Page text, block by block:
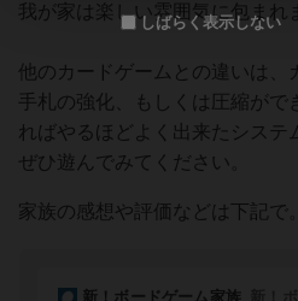
我が家は楽しい雰囲気に包まれ
他のカードゲームとの違いは、
手札の強化、もしくは圧縮がで
ればやるほどよく出来たシステ
ぜひ遊んでみてください。
家族の感想や評価などは下記で。
しばらく表示しない